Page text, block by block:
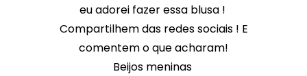
eu adorei fazer essa blusa !
Compartilhem das redes sociais ! E
comentem o que acharam!
Beijos meninas